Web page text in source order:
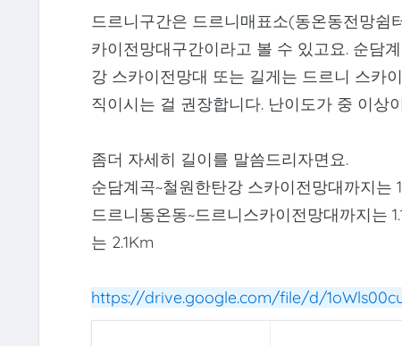
드르니구간은 드르니매표소(동온동전망쉼
카이전망대구간이라고 볼 수 있고요. 순담
강 스카이전망대 또는 길게는 드르니 스카
직이시는 걸 권장합니다. 난이도가 중 이상
좀더 자세히 길이를 말씀드리자면요.
순담계곡~철원한탄강 스카이전망대까지
드르니동온동~드르니스카이전망대까지는
는 2.1Km
https://drive.google.com/file/d/